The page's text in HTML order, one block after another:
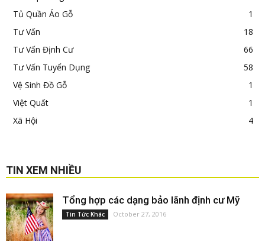
Tủ Quần Áo Gỗ
1
Tư Vấn
18
Tư Vấn Định Cư
66
Tư Vấn Tuyển Dụng
58
Vệ Sinh Đồ Gỗ
1
Việt Quất
1
Xã Hội
4
TIN XEM NHIỀU
Tổng hợp các dạng bảo lãnh định cư Mỹ
Tin Tức Khác October 27, 2016